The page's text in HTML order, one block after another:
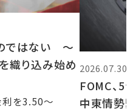
ではない 〜
織り込み始め
利を3.50〜
2026.07.30
FOMC、
中東情勢